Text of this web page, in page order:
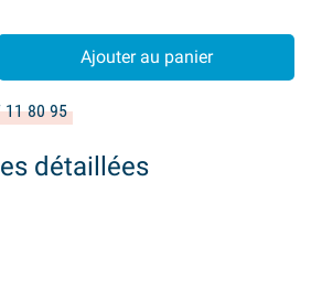
Ajouter au panier
11 80 95
détaillées